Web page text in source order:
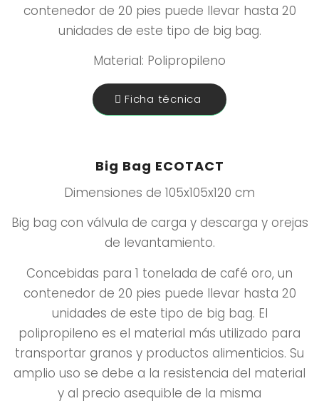
contenedor de 20 pies puede llevar hasta 20
unidades de este tipo de big bag.
Material: Polipropileno
Ficha técnica
Big Bag ECOTACT
Dimensiones de 105x105x120 cm
Big bag con válvula de carga y descarga y orejas
de levantamiento.
Concebidas para 1 tonelada de café oro, un
contenedor de 20 pies puede llevar hasta 20
unidades de este tipo de big bag. El
polipropileno es el material más utilizado para
transportar granos y productos alimenticios. Su
amplio uso se debe a la resistencia del material
y al precio asequible de la misma